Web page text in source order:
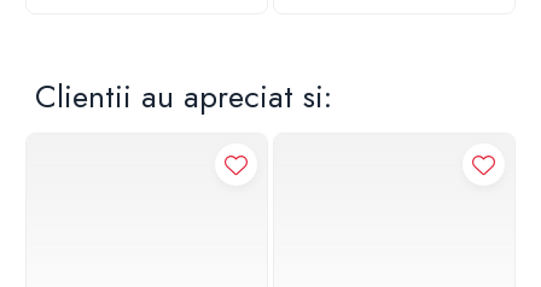
Clientii au apreciat si: